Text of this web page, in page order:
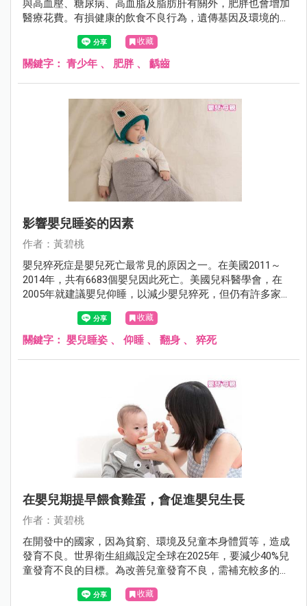
與高血壓、糖尿病、高血脂及脂肪肝有關外，肥胖也會增加
醫療花費。有損健康的飲食不良行為，遺傳基因及環境的因
素，也是引起肥胖及齲齒的可能因素。
收藏
關鍵字： 青少年 、 肥胖、 齲齒
影響嬰兒睡姿的因素
作者：黃碧桃
嬰兒猝死症是嬰兒死亡最常見的原因之一。在美國2011～
2014年，共有6683個嬰兒因此死亡。美國兒科醫學會，在
2005年就建議嬰兒仰睡，以減少嬰兒猝死，但仍有許多家
長，以舒適或怕嗆奶的理由，未將嬰兒仰睡。
收藏
關鍵字： 嬰兒睡姿 、 仰睡 、 翻身 、 猝死
在嬰兒期提早餵食雞蛋，會促進嬰兒生長
作者：黃碧桃
在開發中的國家，因為貧窮、環境及兒童本身體質等，造成
發育不良。世界衛生組織設定全球在2025年，要減少40%兒
童發育不良的目標。為改善兒童發育不良，需補充較多的食
物及營養素。在嬰兒期，雞蛋可提供營養及加強免疫功能，
但以往認為會增加蛋白質過敏的機會，故多建議在一歲後，
收藏